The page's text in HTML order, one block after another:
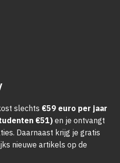
slechts €59 euro per jaar
€51) en je ontvangt
Daarnaast krijg je gratis
nieuwe artikels op de